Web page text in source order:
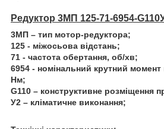
Редуктор 3МП 125-71-6954-
3МП – тип мотор-редуктора;
125 - міжосьова відстань;
71 - частота обертання, об/хв;
6954 - номінальний крутний момент
Нм;
G110 – конструктивне розміщення
У2 – кліматичне виконання;